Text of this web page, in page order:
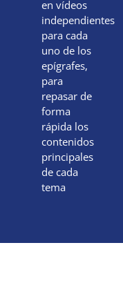
en vídeos
independientes
para cada
uno de los
epígrafes,
para
repasar de
forma
rápida los
contenidos
principales
de cada
tema